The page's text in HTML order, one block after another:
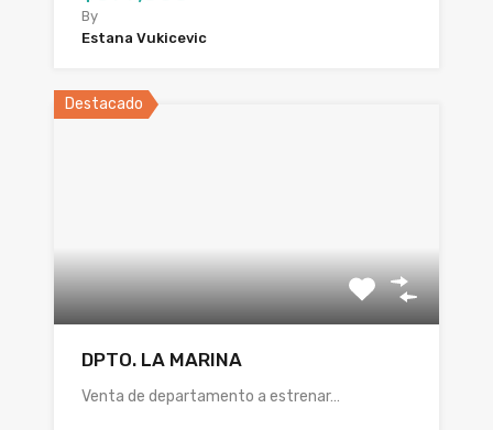
By
Estana Vukicevic
Destacado
DPTO. LA MARINA
Venta de departamento a estrenar…